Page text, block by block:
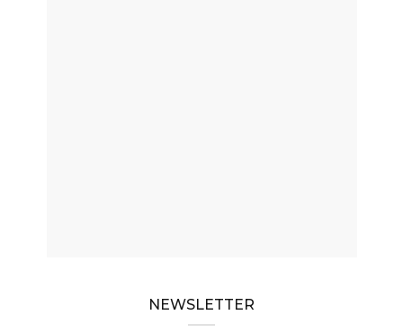
NEWSLETTER